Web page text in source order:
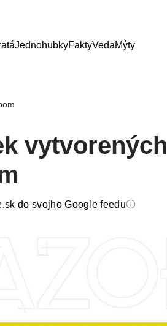
JednohubkyFaktyVedaMýty
vytvorených
do svojho Google feedu